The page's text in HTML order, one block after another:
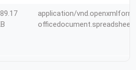
application/